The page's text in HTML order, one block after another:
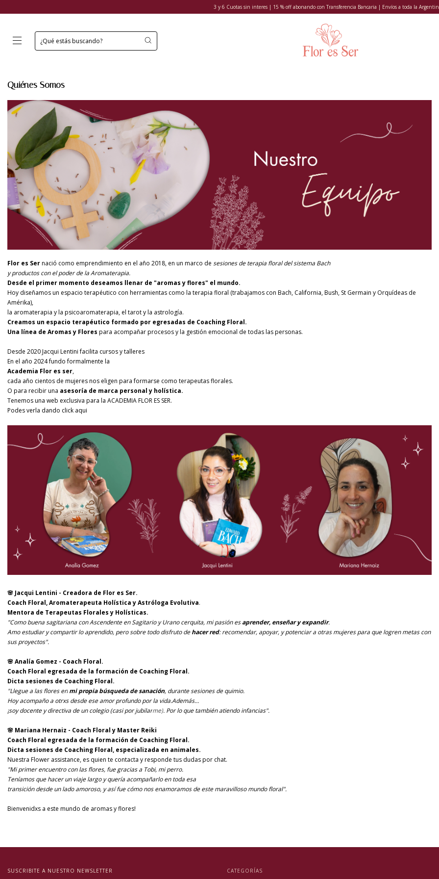
3 y 6 Cuotas sin interes | 15 % off abonando con Transferencia Bancaria | Envíos a toda la
Quiénes Somos
Flor es Sernació como emprendimiento en el año 2018, en un marco de sesiones de terapia floral del sistema Bach
y productos con el poder de la Aromaterapia.
Desde el primer momento deseamos llenar de "aromas y flores" el mundo.
Hoy diseñamos un espacio terapéutico con herramientas como la terapia floral (trabajamos con Bach, California, Bush, St Germain y Orquídeas de
Amérika),
la aromaterapia y la psicoaromaterapia, el tarot y la astrología.
Creamos un espacio terapéutico formado por egresadas de Coaching Floral.
Una línea de Aromas y Flores para acompañar procesos y la gestión emocional de todas las personas.
Desde 2020 Jacqui Lentini facilita cursos y talleres
En el año 2024 fundo formalmente la
Academia Flor es ser,
cada año cientos de mujeres nos eligen para formarse como terapeutas florales.
O para recibir una asesoría de marca personal y holística.
Tenemos una web exclusiva para la ACADEMIA FLOR ES SER.
Podes verla dando click aqui
🌸 Jacqui Lentini - Creadora de Flor es Ser.
Coach Floral, Aromaterapeuta Holística y Astróloga Evolutiva.
Mentora de Terapeutas Florales y Holísticas.
"Como buena sagitariana con Ascendente en Sagitario y Urano cerquita, mi pasión esaprender, enseñar y expandir.
Amo estudiar y compartir lo aprendido, pero sobre todo disfruto dehacer red: recomendar, apoyar, y potenciar a otras mujeres para que logren metas con
sus proyectos".
🌸 Analía Gomez - Coach Floral.
Coach Floral egresada de la formación de Coaching Floral.
Dicta sesiones de Coaching Floral.
"Llegue a las flores en mi propia búsqueda de sanación, durante sesiones de quimio.
Hoy acompaño a otrxs desde ese amor profundo por la vida.Además…
¡soy docente y directiva de un colegio (casi por jubilar​me)​. Por lo que también atiendo infancias".
🌸 Mariana Hernaiz - Coach Floral y Master Reiki
Coach Floral egresada de la formación de Coaching Floral.
Dicta sesiones de Coaching Floral, especializada en animales.
Nuestra Flower assistance, es quien te contacta y responde tus dudas por chat.
"Mi primer encuentro con las flores, fue gracias a Tobi, mi perro.
Teníamos que hacer un viaje largo y quería acompañarlo en toda esa
transición desde un lado amoroso, y así fue cómo nos enamoramos de este maravilloso mundo floral".
Bienvenidxs a este mundo de aromas y flores!
SUSCRIBITE A NUESTRO NEWSLETTER CATEGORÍAS